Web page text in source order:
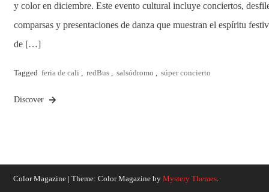
y color en diciembre. Este evento cultural incluye conciertos,
comparsas y presentaciones de danza que muestran el espíritu
de […]
Tagged feria de cali , redBus , salsódromo , súper concierto
Discover
Color Magazine | Theme: Color Magazine by Mystery Themes.